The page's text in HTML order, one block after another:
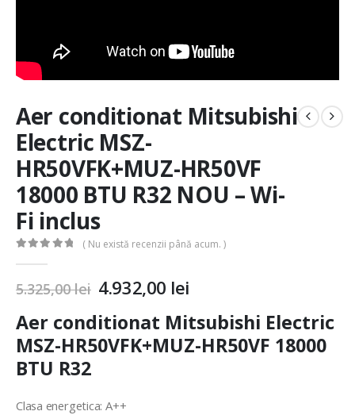
Aer conditionat Mitsubishi
Electric MSZ-
HR50VFK+MUZ-HR50VF
18000 BTU R32 NOU – Wi-
Fi inclus
( Nu există recenzii până acum. )
5.325,00lei 4.932,00 lei
Aer conditionat Mitsubishi Electric
MSZ-HR50VFK+MUZ-HR50VF 18000
BTU R32
Clasa energetica: A++